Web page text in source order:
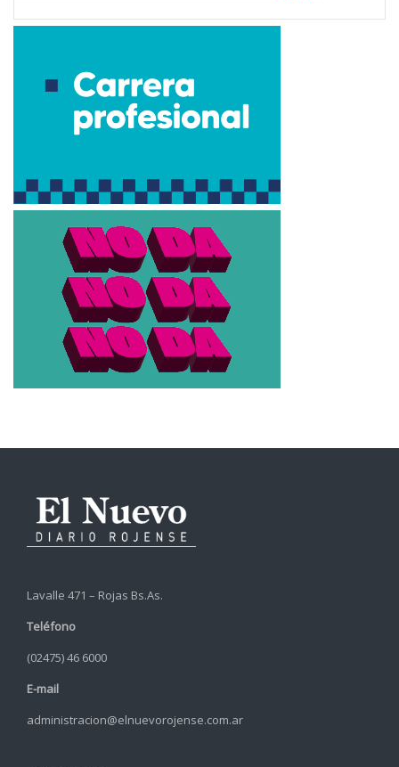
Lavalle 471 – Rojas Bs.As.
Teléfono
(02475) 46 6000
E-mail
administracion@elnuevorojense.com.ar